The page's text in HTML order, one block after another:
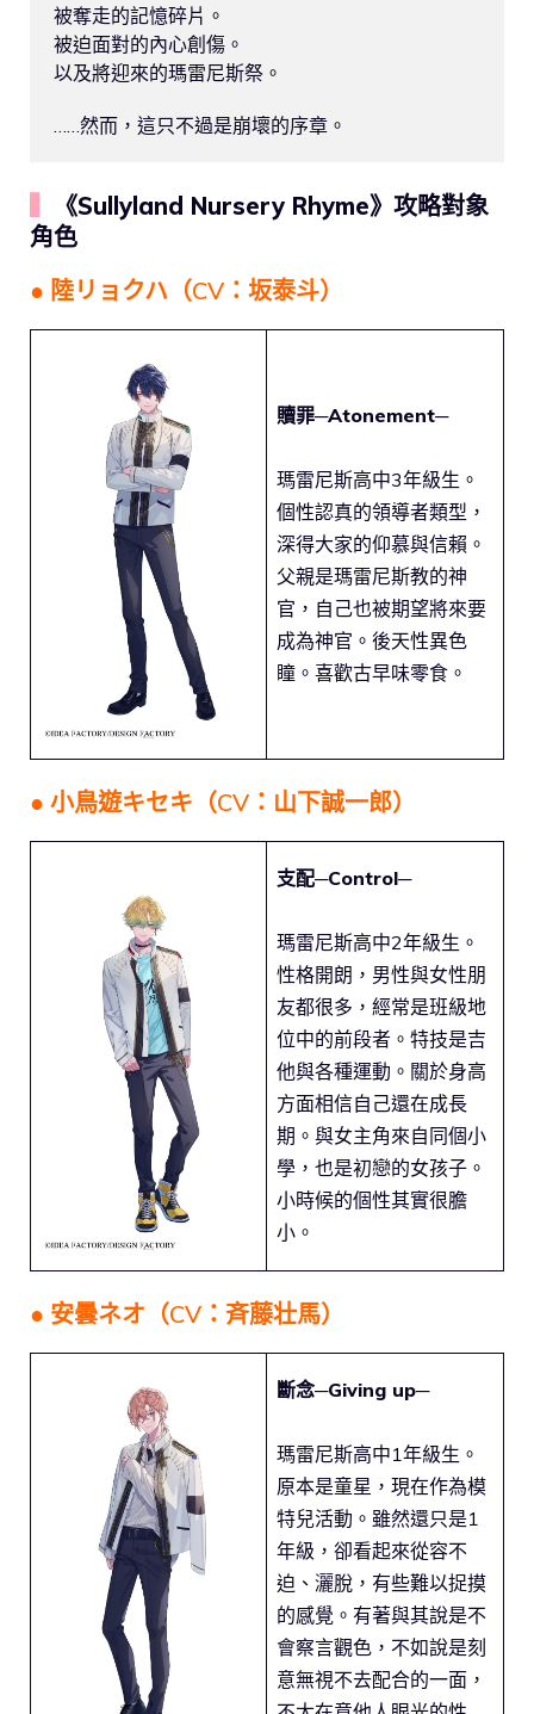
被奪走的記憶碎片。
被迫面對的內心創傷。
以及將迎來的瑪雷尼斯祭。
……然而，這只不過是崩壞的序章。
《Sullyland Nursery Rhyme》攻略對象
角色
● 陸リョクハ（CV：坂泰斗）
贖罪─Atonement─
瑪雷尼斯高中3年級生。
個性認真的領導者類型，
深得大家的仰慕與信賴。
父親是瑪雷尼斯教的神
官，自己也被期望將來要
成為神官。後天性異色
瞳。喜歡古早味零食。
● 小鳥遊キセキ（CV：山下誠一郎）
支配─Control─
瑪雷尼斯高中2年級生。
性格開朗，男性與女性朋
友都很多，經常是班級地
位中的前段者。特技是吉
他與各種運動。關於身高
方面相信自己還在成長
期。與女主角來自同個小
學，也是初戀的女孩子。
小時候的個性其實很膽
小。
● 安曇ネオ（CV：斉藤壮馬）
斷念─Giving up─
瑪雷尼斯高中1年級生。
原本是童星，現在作為模
特兒活動。雖然還只是1
年級，卻看起來從容不
迫、灑脫，有些難以捉摸
的感覺。有著與其說是不
會察言觀色，不如說是刻
意無視不去配合的一面，